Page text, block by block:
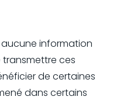
aucune information
ces
de certaines
dans certains